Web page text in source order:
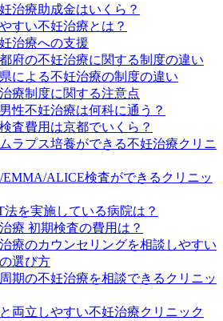
治療助成金はいくら？
すい不妊治療とは？
治療への支援
府の不妊治療に関する制度の違い
による不妊治療の制度の違い
療制度に関する注意点
性不妊治療は何科に通う？
査費用は京都でいくら？
ラプス培養ができる不妊治療クリニ
EMMA/ALICE検査ができるクリニッ
法を実施している病院は？
療 初期検査の費用は？
療のカウンセリングを相談しやすい
選び方
期の不妊治療を相談できるクリニッ
両立しやすい不妊治療クリニック